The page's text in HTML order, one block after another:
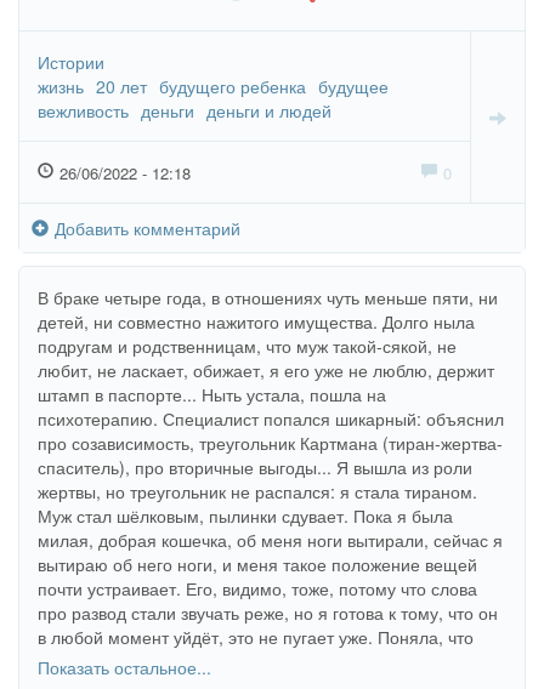
Истории
жизнь 20 лет будущего ребенка будущее
вежливость деньги деньги и людей
26/06/2022 - 12:18 0
Добавить комментарий
В браке четыре года, в отношениях чуть меньше пяти, ни
детей, ни совместно нажитого имущества. Долго ныла
подругам и родственницам, что муж такой-сякой, не
любит, не ласкает, обижает, я его уже не люблю, держит
штамп в паспорте... Ныть устала, пошла на
психотерапию. Специалист попался шикарный: объяснил
про созависимость, треугольник Картмана (тиран-жертва-
спаситель), про вторичные выгоды... Я вышла из роли
жертвы, но треугольник не распался: я стала тираном.
Муж стал шёлковым, пылинки сдувает. Пока я была
милая, добрая кошечка, об меня ноги вытирали, сейчас я
вытираю об него ноги, и меня такое положение вещей
почти устраивает. Его, видимо, тоже, потому что слова
про развод стали звучать реже, но я готова к тому, что он
в любой момент уйдёт, это не пугает уже. Поняла, что
психотерапия — это очень важно и нужно. Я занимаюсь
Показать остальное...